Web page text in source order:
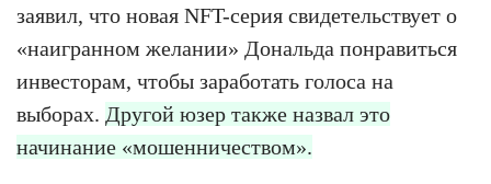
заявил, что новая NFT-серия свидетельствует о
«наигранном желании» Дональда понравиться
инвесторам, чтобы заработать голоса на
выборах. Другой юзер также назвал это
начинание «мошенничеством».